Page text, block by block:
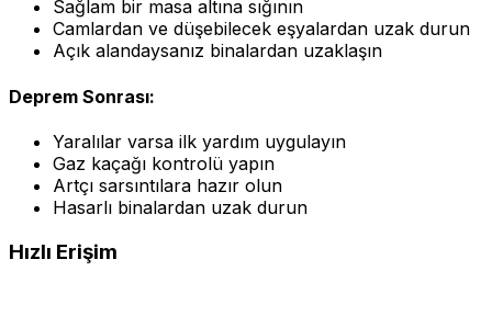
Sağlam bir masa altına sığının
Camlardan ve düşebilecek eşyalardan uzak durun
Açık alandaysanız binalardan uzaklaşın
Deprem Sonrası:
Yaralılar varsa ilk yardım uygulayın
Gaz kaçağı kontrolü yapın
Artçı sarsıntılara hazır olun
Hasarlı binalardan uzak durun
Hızlı Erişim